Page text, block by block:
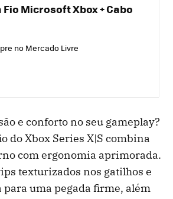
Microsoft Xbox + Cabo
no Mercado Livre
e conforto no seu gameplay?
do Xbox Series X|S combina
com ergonomia aprimorada.
texturizados nos gatilhos e
uma pegada firme, além